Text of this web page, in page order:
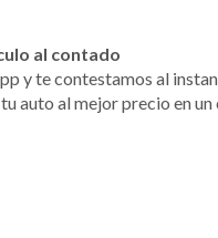
al contado
y te contestamos al
auto al mejor precio en